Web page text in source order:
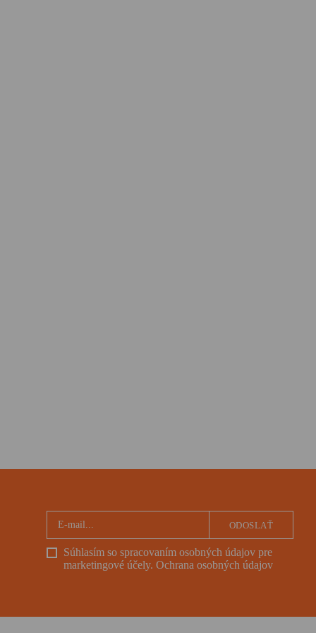
Súhlasím so spracovaním osobných údajov pre
marketingové účely. Ochrana osobných údajov
ODOSLAŤ